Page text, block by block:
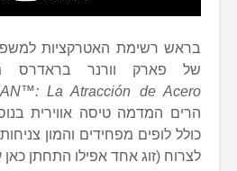
בראש רשימת האטרקציות
של פארק וורנר בראדרס
La Atracción de Acero
הרים המדמה טיסה אווירית
כולל לופים מפחידים והמון
לצרוח (זוג אחד אפילו התחתן